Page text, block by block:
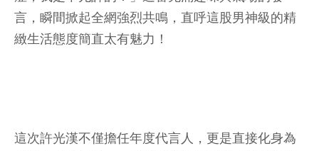
言，瞬間掀起全網強烈共鳴，直呼這股男神級的精
緻生活態度簡直太有魅力！
這次許光漢不僅擔任年度代言人，更是直接化身為